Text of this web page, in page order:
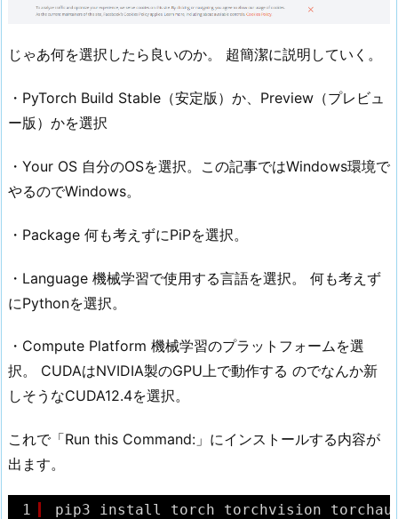
じゃあ何を選択したら良いのか。 超簡潔に説明していく。
・PyTorch Build Stable（安定版）か、Preview（プレビュ
ー版）かを選択
・Your OS 自分のOSを選択。この記事ではWindows環境で
やるのでWindows。
・Package 何も考えずにPiPを選択。
・Language 機械学習で使用する言語を選択。 何も考えず
にPythonを選択。
・Compute Platform 機械学習のプラットフォームを選
択。 CUDAはNVIDIA製のGPU上で動作する のでなんか新
しそうなCUDA12.4を選択。
これで「Run this Command:」にインストールする内容が
出ます。
1 pip3 install torch torchvision